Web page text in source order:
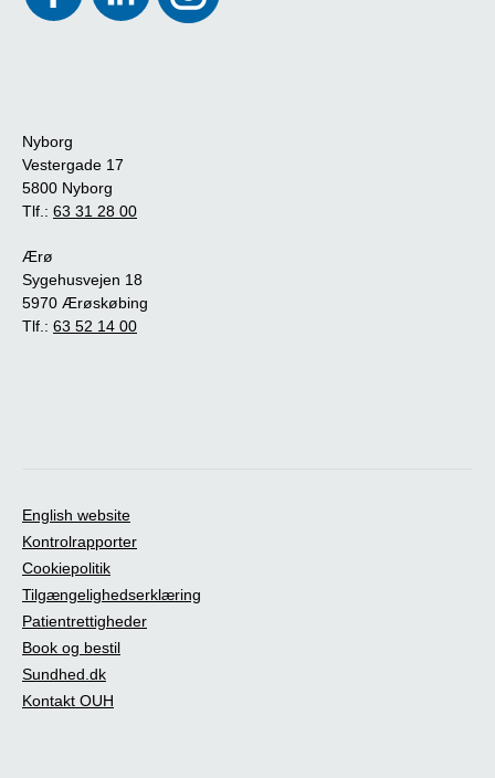
Nyborg
Vestergade 17
5800 Nyborg
Tlf.: 63 31 28 00
Ærø
Sygehusvejen 18
5970 Ærøskøbing
Tlf.: 63 52 14 00
English website
Kontrolrapporter
Cookiepolitik
Tilgængelighedserklæring
Patientrettigheder
Book og bestil
Sundhed.dk
Kontakt OUH